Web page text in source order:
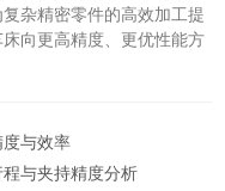
杂精密零件的高效加工提
向更高精度、更优性能方
与效率
与夹持精度分析